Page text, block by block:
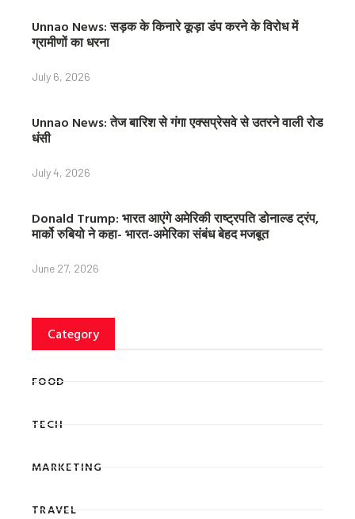
Unnao News: सड़क के किनारे कूड़ा डंप करने के विरोध में
ग्रामीणों का धरना
July 6, 2026
Unnao News: तेज बारिश से गंगा एक्सप्रेसवे से उतरने वाली रोड
धंसी
July 4, 2026
Donald Trump: भारत आएंगे अमेरिकी राष्ट्रपति डोनाल्ड ट्रंप,
मार्को रुबियो ने कहा- भारत-अमेरिका संबंध बेहद मजबूत
June 27, 2026
Category
FOOD
TECH
MARKETING
TRAVEL